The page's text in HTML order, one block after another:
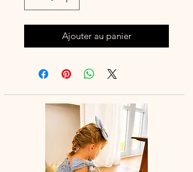
Ajouter au panier